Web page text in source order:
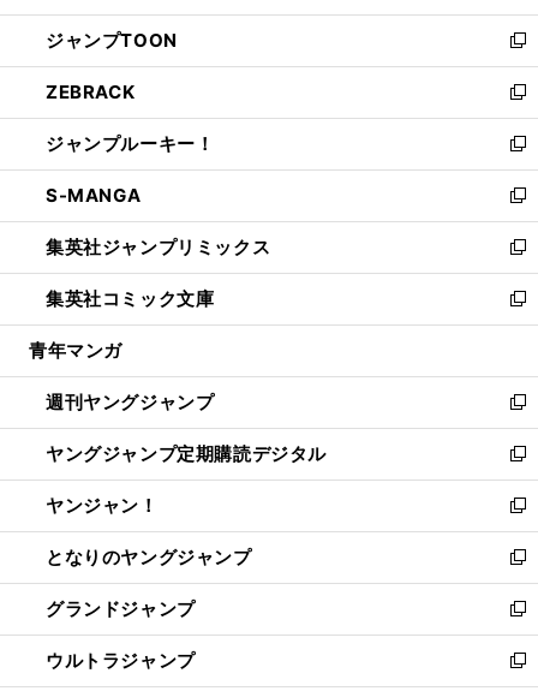
開
く
ウ
で
開
く
ン
ド
ウ
で
開
く
ウ
ィ
ン
ド
ウ
で
開
く
し
い
ウ
ィ
ン
ド
ウ
で
開
く
ジャンプTOON
新
し
い
ウ
ィ
ン
ド
ウ
で
開
く
ZEBRACK
新
し
い
ウ
ィ
ン
ド
ウ
で
開
ジャンプルーキー！
新
し
い
ウ
ィ
ン
ド
ウ
開
く
S-MANGA
新
し
い
ウ
ィ
ン
ウ
で
開
く
集英社ジャンプリミックス
新
し
い
ウ
ン
ド
ウ
で
開
く
集英社コミック文庫
新
し
ウ
ィ
ン
ド
ウ
で
開
く
青年マンガ
週刊ヤングジャンプ
新
し
い
ウ
ィ
ン
ド
ウ
で
開
く
ヤングジャンプ定期購読デジタル
新
し
い
ウ
ィ
ン
ド
ウ
で
開
ヤンジャン！
新
し
い
ウ
ィ
ン
ド
ウ
となりのヤングジャンプ
新
し
い
ウ
ィ
ン
グランドジャンプ
新
し
い
ウ
ウルトラジャンプ
新
し